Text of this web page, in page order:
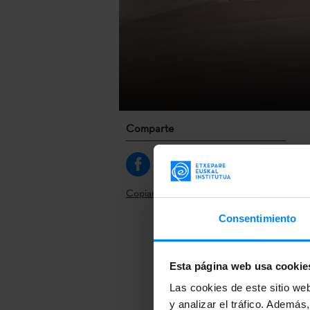
Consentimiento
Esta página web usa
Las cookies de este sitio
y analizar el tráfico.
Comparte
Copiar link
exposición
hasta la